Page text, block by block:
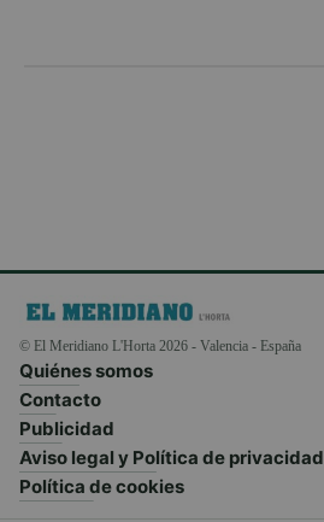
© El Meridiano L'Horta 2026 - Valencia - España
Quiénes somos
Contacto
Publicidad
Aviso legal y Política de privacidad
Política de cookies